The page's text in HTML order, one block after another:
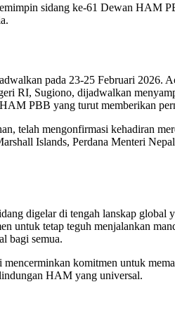
sidang ke-61 Dewan HAM
pada 23-25 Februari 2026.
RI, Sugiono, dijadwalkan
PBB yang turut memberikan
telah mengonfirmasi kehadiran
Islands, Perdana Menteri
digelar di tengah lanskap global
tetap teguh menjalankan
bagi semua.
komitmen untuk
HAM yang universal.